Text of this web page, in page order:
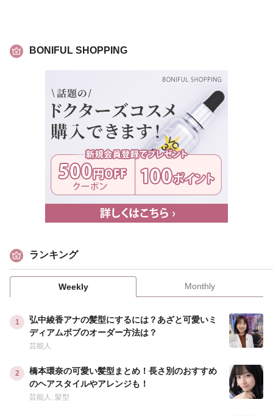
BONIFUL SHOPPING
ランキング
Weekly Monthly
弘中綾香アナの髪型にするには？あざと可愛いミ
ディアムボブのオーダー方法は？
芸能人
橋本環奈の可愛い髪型まとめ！長さ別のおすすめ
のヘアスタイルやアレンジも！
芸能人 , 髪型